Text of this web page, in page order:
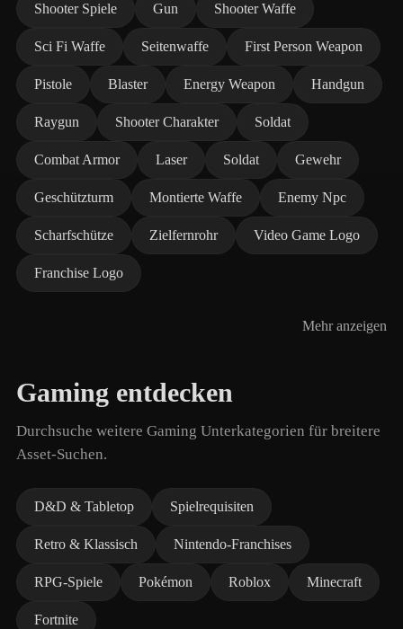
Shooter Spiele Gun Shooter Waffe
Sci Fi Waffe Seitenwaffe First Person Weapon
Pistole Blaster Energy Weapon Handgun
Raygun Shooter Charakter Soldat
Combat Armor Laser Soldat Gewehr
Geschützturm Montierte Waffe Enemy Npc
Scharfschütze Zielfernrohr Video Game Logo
Franchise Logo
Mehr anzeigen
Gaming entdecken
Durchsuche weitere Gaming Unterkategorien für breitere
Asset-Suchen.
D&D & Tabletop Spielrequisiten
Retro & Klassisch Nintendo-Franchises
RPG-Spiele Pokémon Roblox Minecraft
Fortnite